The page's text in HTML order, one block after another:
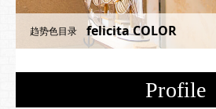
趋势色目录 felicita COLOR
Profile